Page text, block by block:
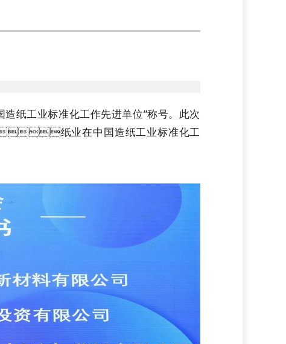
纸工业标准化工作先进单位”称号。此次
纸业在中国造纸工业标准化工